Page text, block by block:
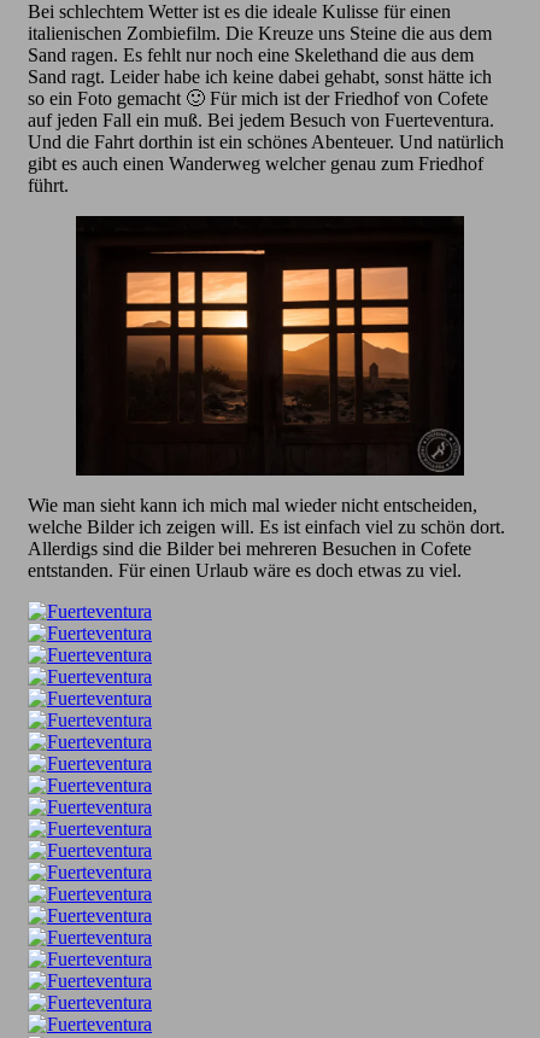
Bei schlechtem Wetter ist es die ideale Kulisse für einen
italienischen Zombiefilm. Die Kreuze uns Steine die aus dem
Sand ragen. Es fehlt nur noch eine Skelethand die aus dem
Sand ragt. Leider habe ich keine dabei gehabt, sonst hätte ich
so ein Foto gemacht 🙂 Für mich ist der Friedhof von Cofete
auf jeden Fall ein muß. Bei jedem Besuch von Fuerteventura.
Und die Fahrt dorthin ist ein schönes Abenteuer. Und natürlich
gibt es auch einen Wanderweg welcher genau zum Friedhof
führt.
Wie man sieht kann ich mich mal wieder nicht entscheiden,
welche Bilder ich zeigen will. Es ist einfach viel zu schön dort.
Allerdigs sind die Bilder bei mehreren Besuchen in Cofete
entstanden. Für einen Urlaub wäre es doch etwas zu viel.